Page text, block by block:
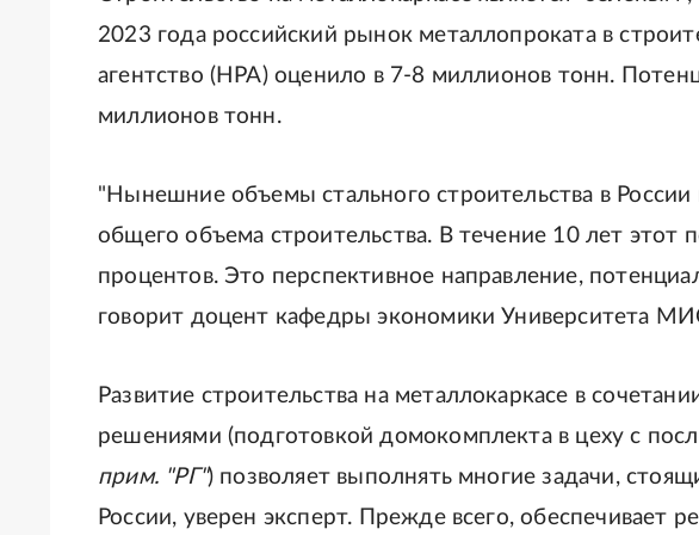
2023 года российский рынок металлопроката в
агентство (НРА) оценило в 7-8 миллионов тонн.
миллионов тонн.
"Нынешние объемы стального строительства в
общего объема строительства. В течение 10 лет этот
процентов. Это перспективное направление,
говорит доцент кафедры экономики Университета
Развитие строительства на металлокаркасе в
решениями (подготовкой домокомплекта в цеху с
прим. "РГ") позволяет выполнять многие задачи,
России, уверен эксперт. Прежде всего, обеспечивает